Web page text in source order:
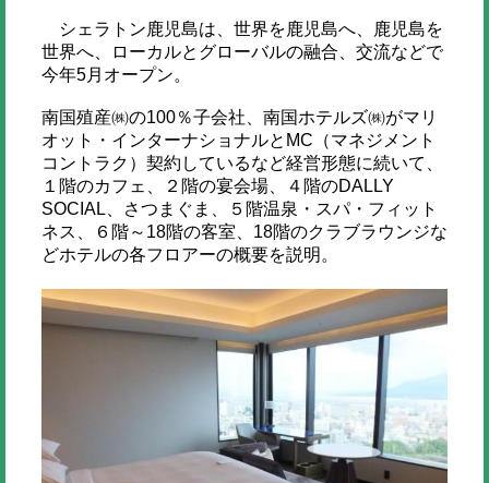
シェラトン鹿児島は、世界を鹿児島へ、鹿児島を
世界へ、ローカルとグローバルの融合、交流などで
今年5月オープン。
南国殖産㈱の100％子会社、南国ホテルズ㈱がマリ
オット・インターナショナルとMC（マネジメント
コントラク）契約しているなど経営形態に続いて、
１階のカフェ、２階の宴会場、４階のDALLY
SOCIAL、さつまぐま、５階温泉・スパ・フィット
ネス、６階～18階の客室、18階のクラブラウンジな
どホテルの各フロアーの概要を説明。